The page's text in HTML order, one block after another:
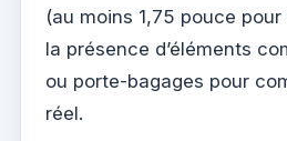
(au moins 1,75 pouce
la présence d’éléments
ou porte-bagages pour
réel.